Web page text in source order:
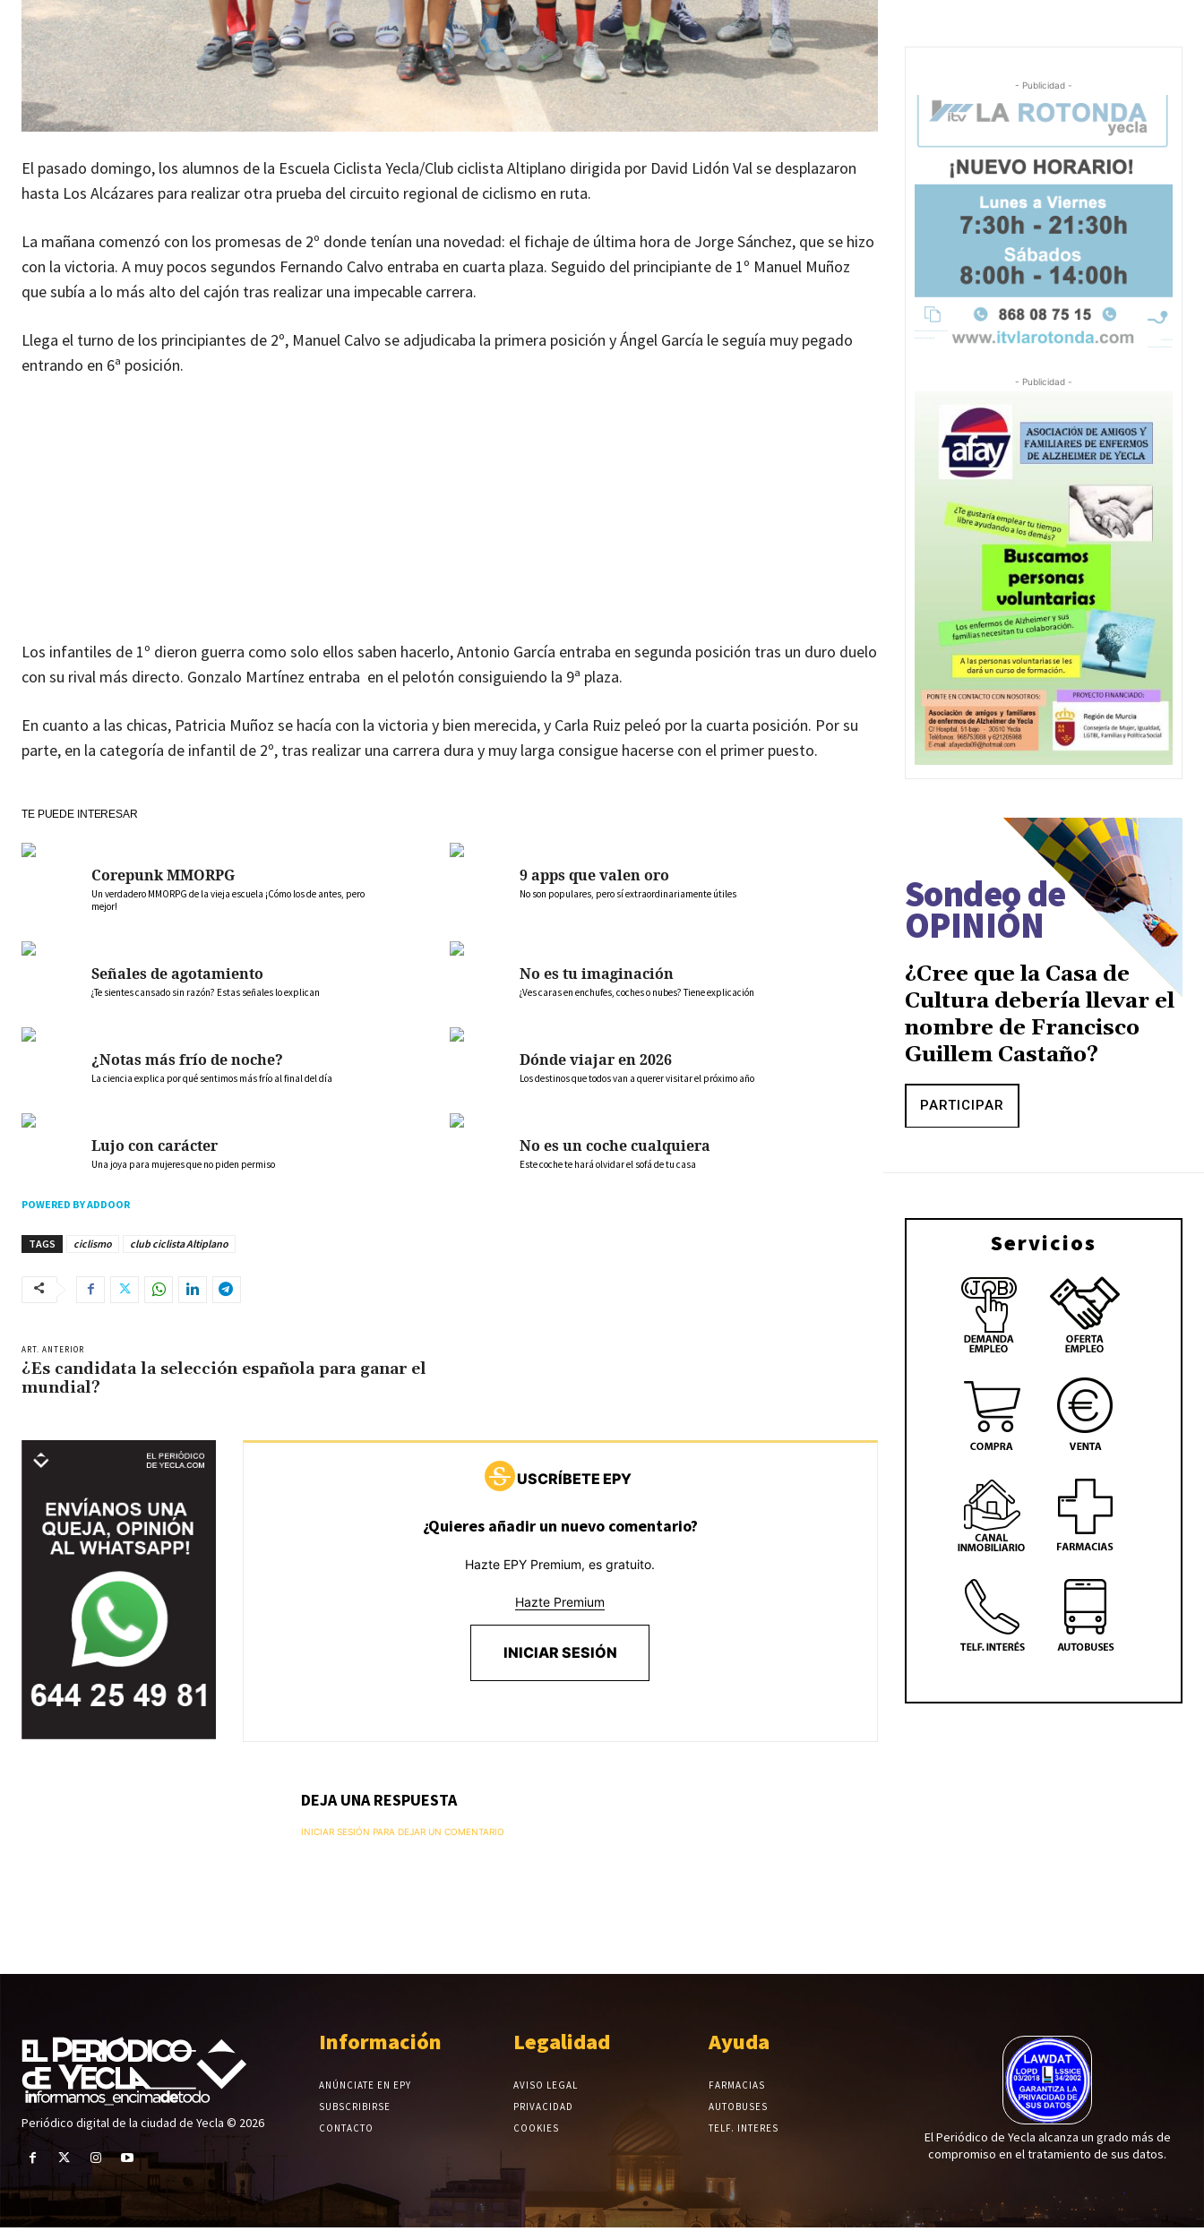
El pasado domingo, los alumnos de la Escuela Ciclista Yecla/Club ciclista Altiplano dirigida por David Lidón Val se desplazaron
hasta Los Alcázares para realizar otra prueba del circuito regional de ciclismo en ruta.
La mañana comenzó con los promesas de 2º donde tenían una novedad: el fichaje de última hora de Jorge Sánchez, que se hizo
con la victoria. A muy pocos segundos Fernando Calvo entraba en cuarta plaza. Seguido del principiante de 1º Manuel Muñoz
que subía a lo más alto del cajón tras realizar una impecable carrera.
Llega el turno de los principiantes de 2º, Manuel Calvo se adjudicaba la primera posición y Ángel García le seguía muy pegado
entrando en 6ª posición.
Los infantiles de 1º dieron guerra como solo ellos saben hacerlo, Antonio García entraba en segunda posición tras un duro duelo
con su rival más directo. Gonzalo Martínez entraba en el pelotón consiguiendo la 9ª plaza.
En cuanto a las chicas, Patricia Muñoz se hacía con la victoria y bien merecida, y Carla Ruiz peleó por la cuarta posición. Por su
parte, en la categoría de infantil de 2º, tras realizar una carrera dura y muy larga consigue hacerse con el primer puesto.
TE PUEDE INTERESAR
Corepunk MMORPG
Un verdadero MMORPG de la vieja escuela ¡Cómo los de antes, pero
mejor!
9 apps que valen oro
No son populares, pero sí extraordinariamente útiles
Señales de agotamiento
¿Te sientes cansado sin razón? Estas señales lo explican
No es tu imaginación
¿Ves caras en enchufes, coches o nubes? Tiene explicación
¿Notas más frío de noche?
La ciencia explica por qué sentimos más frío al final del día
Dónde viajar en 2026
Los destinos que todos van a querer visitar el próximo año
Lujo con carácter
Una joya para mujeres que no piden permiso
No es un coche cualquiera
Este coche te hará olvidar el sofá de tu casa
POWERED BY ADDOOR
TAGS ciclismo club ciclista Altiplano
ART. ANTERIOR
¿Es candidata la selección española para ganar el
mundial?
USCRÍBETE EPY
¿Quieres añadir un nuevo comentario?
Hazte EPY Premium, es gratuito.
Hazte Premium
INICIAR SESIÓN
DEJA UNA RESPUESTA
INICIAR SESIÓN PARA DEJAR UN COMENTARIO
- Publicidad -
- Publicidad -
Sondeo de
OPINIÓN
¿Cree que la Casa de
Cultura debería llevar el
nombre de Francisco
Guillem Castaño?
PARTICIPAR
Servicios
Periódico digital de la ciudad de Yecla © 2026
Información
ANÚNCIATE EN EPY
SUBSCRIBIRSE
CONTACTO
Legalidad
AVISO LEGAL
PRIVACIDAD
COOKIES
Ayuda
FARMACIAS
AUTOBUSES
TELF. INTERES
El Periódico de Yecla alcanza un grado más de
compromiso en el tratamiento de sus datos.